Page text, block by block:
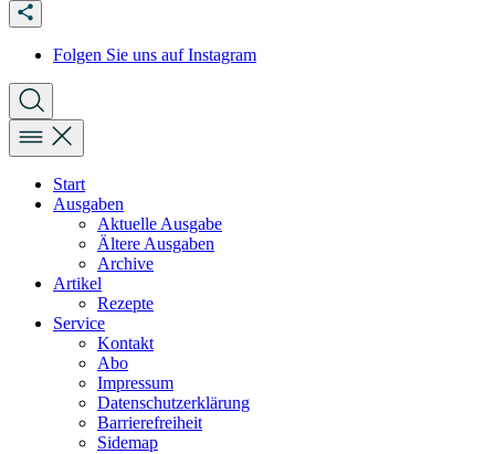
Folgen Sie uns auf Instagram
Start
Ausgaben
Aktuelle Ausgabe
Ältere Ausgaben
Archive
Artikel
Rezepte
Service
Kontakt
Abo
Impressum
Datenschutzerklärung
Barrierefreiheit
Sidemap